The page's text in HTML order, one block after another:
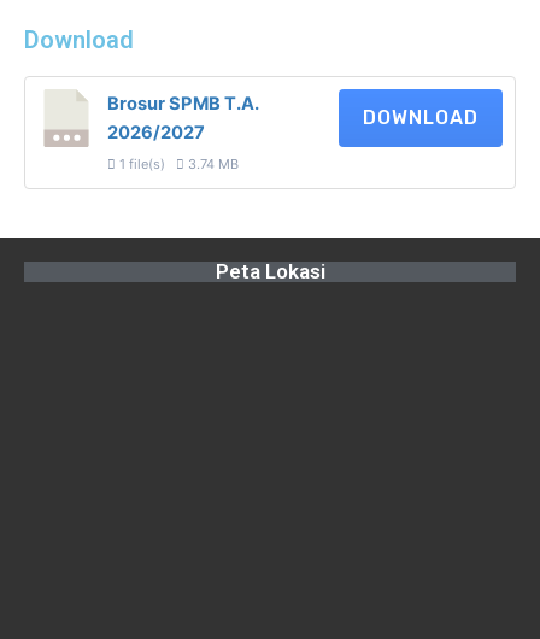
Download
Brosur SPMB T.A.
2026/2027
1 file(s) 3.74 MB
DOWNLOAD
Peta Lokasi